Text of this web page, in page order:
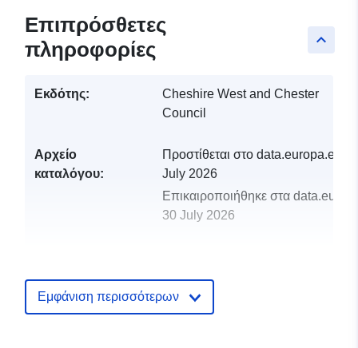
keyboard_arrow_up
Επιπρόσθετες
πληροφορίες
Εκδότης:
Cheshire West and Chester
Council
Αρχείο
καταλόγου:
Προστίθεται στο data.europa.eu:
July 2026
Επικαιροποιήθηκε στα
30 July 2026
poly-current
Εμφάνιση περισσότερων